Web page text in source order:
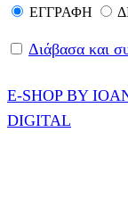
ΕΓΓΡΑΦΗ
Διάβασα και
E-SHOP BY
DIGITAL